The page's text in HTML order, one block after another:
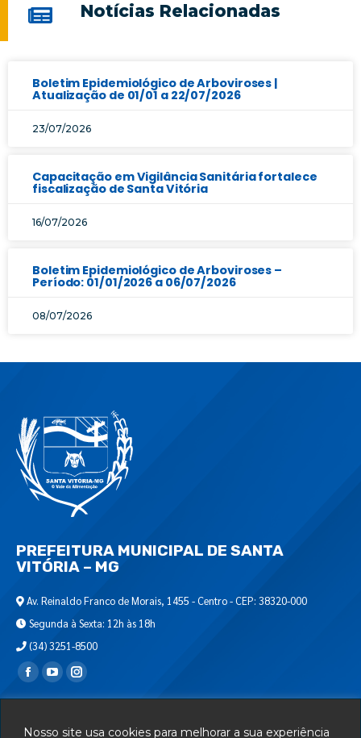
Nosso site usa cookies para melhorar a sua experiência
Notícias Relacionadas
Boletim Epidemiológico de Arboviroses |
Atualização de 01/01 a 22/07/2026
23/07/2026
Capacitação em Vigilância Sanitária fortalece
fiscalização de Santa Vitória
16/07/2026
Boletim Epidemiológico de Arboviroses –
Período: 01/01/2026 a 06/07/2026
08/07/2026
PREFEITURA MUNICIPAL DE SANTA
VITÓRIA – MG
Av. Reinaldo Franco de Morais, 1455 - Centro - CEP: 38320-000
Segunda à Sexta: 12h às 18h
(34) 3251-8500
Encontre-nos em: